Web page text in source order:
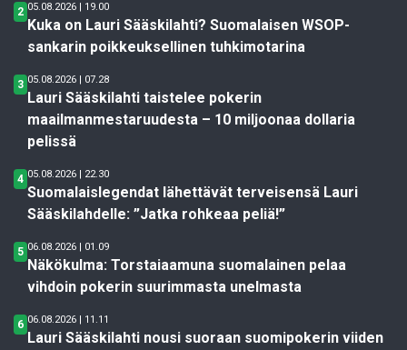
2 05.08.2026 | 19.00
Kuka on Lauri Sääskilahti? Suomalaisen WSOP-
sankarin poikkeuksellinen tuhkimotarina
3 05.08.2026 | 07.28
Lauri Sääskilahti taistelee pokerin
maailmanmestaruudesta – 10 miljoonaa dollaria
pelissä
4 05.08.2026 | 22.30
Suomalaislegendat lähettävät terveisensä Lauri
Sääskilahdelle: ”Jatka rohkeaa peliä!”
5 06.08.2026 | 01.09
Näkökulma: Torstaiaamuna suomalainen pelaa
vihdoin pokerin suurimmasta unelmasta
6 06.08.2026 | 11.11
Lauri Sääskilahti nousi suoraan suomipokerin viiden